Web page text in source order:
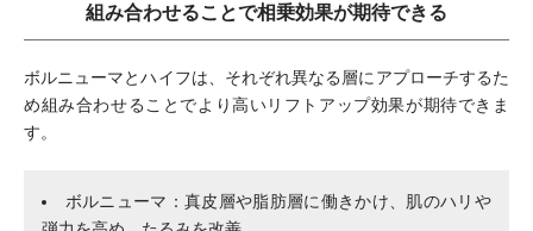
組み合わせることで相乗効果が期待できる
ボルニューマとハイフは、それぞれ異なる層にアプローチするた
め組み合わせることでより高いリフトアップ効果が期待できま
す。
ボルニューマ：真皮層や脂肪層に働きかけ、肌のハリや